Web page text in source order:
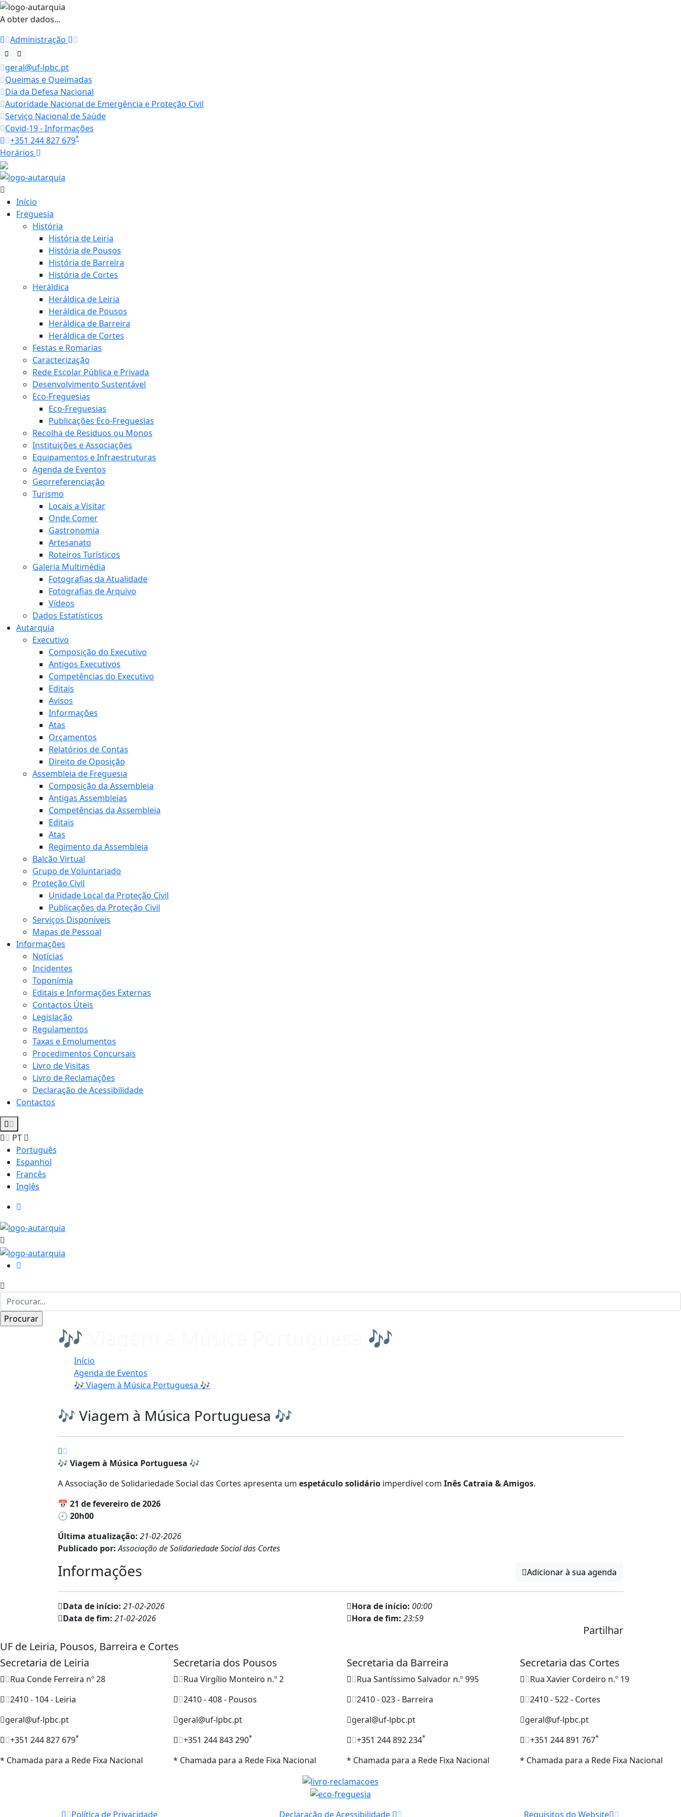
A obter dados...
Administração
geral@uf-lpbc.pt
Queimas e Queimadas
Dia da Defesa Nacional
Autoridade Nacional de Emergência e Proteção Civil
Serviço Nacional de Saúde
Covid-19 - Informações
+351 244 827 679*
Horários
Início
Freguesia
História
História de Leiria
História de Pousos
História de Barreira
História de Cortes
Heráldica
Heráldica de Leiria
Heráldica de Pousos
Heráldica de Barreira
Heráldica de Cortes
Festas e Romarias
Caracterização
Rede Escolar Pública e Privada
Desenvolvimento Sustentável
Eco-Freguesias
Eco-Freguesias
Publicações Eco-Freguesias
Recolha de Residuos ou Monos
Instituições e Associações
Equipamentos e Infraestruturas
Agenda de Eventos
Georreferenciação
Turismo
Locais a Visitar
Onde Comer
Gastronomia
Artesanato
Roteiros Turísticos
Galeria Multimédia
Fotografias da Atualidade
Fotografias de Arquivo
Vídeos
Dados Estatísticos
Autarquia
Executivo
Composição do Executivo
Antigos Executivos
Competências do Executivo
Editais
Avisos
Informações
Atas
Orçamentos
Relatórios de Contas
Direito de Oposição
Assembleia de Freguesia
Composição da Assembleia
Antigas Assembleias
Competências da Assembleia
Editais
Atas
Regimento da Assembleia
Balcão Virtual
Grupo de Voluntariado
Proteção Civil
Unidade Local da Proteção Civil
Publicações da Proteção Civil
Serviços Disponíveis
Mapas de Pessoal
Informações
Notícias
Incidentes
Toponímia
Editais e Informações Externas
Contactos Úteis
Legislação
Regulamentos
Taxas e Emolumentos
Procedimentos Concursais
Livro de Visitas
Livro de Reclamações
Declaração de Acessibilidade
Contactos
PT
Português
Espanhol
Francês
Inglês
🎶 Viagem à Música Portuguesa 🎶
Início
Agenda de Eventos
🎶 Viagem à Música Portuguesa 🎶
🎶 Viagem à Música Portuguesa 🎶
🎶 Viagem à Música Portuguesa 🎶
A Associação de Solidariedade Social das Cortes apresenta um espetáculo solidário imperdível com Inês Catraia & Amigos.
📅 21 de fevereiro de 2026
🕗 20h00
Última atualização: 21-02-2026
Publicado por:Associação de Solidariedade Social das Cortes
Informações Adicionar à sua agenda
Data de início: 21-02-2026 Hora de início: 00:00
Data de fim: 21-02-2026 Hora de fim: 23:59
Partilhar
UF de Leiria, Pousos, Barreira e Cortes
Secretaria de Leiria
Rua Conde Ferreira nº 28
2410 - 104 - Leiria
geral@uf-lpbc.pt
+351 244 827 679*
* Chamada para a Rede Fixa Nacional
Secretaria dos Pousos
Rua Virgílio Monteiro n.º 2
2410 - 408 - Pousos
geral@uf-lpbc.pt
+351 244 843 290*
* Chamada para a Rede Fixa Nacional
Secretaria da Barreira
Rua Santíssimo Salvador n.º 995
2410 - 023 - Barreira
geral@uf-lpbc.pt
+351 244 892 234*
* Chamada para a Rede Fixa Nacional
Secretaria das Cortes
Rua Xavier Cordeiro n.º 19
2410 - 522 - Cortes
geral@uf-lpbc.pt
+351 244 891 767*
* Chamada para a Rede Fixa Nacional
Política de Privacidade Declaração de Acessibilidade Requisitos do Website